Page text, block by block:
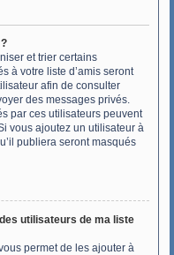
et trier certains
à votre liste d’amis seront
afin de consulter
des messages privés.
par ces utilisateurs peuvent
vous ajoutez un utilisateur à
publiera seront masqués
utilisateurs de ma liste
permet de les ajouter à